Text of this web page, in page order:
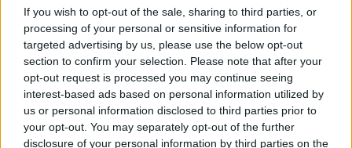
If you wish to opt-out of the sale, sharing to third parties, or
processing of your personal or sensitive information for
targeted advertising by us, please use the below opt-out
section to confirm your selection. Please note that after your
opt-out request is processed you may continue seeing
interest-based ads based on personal information utilized by
us or personal information disclosed to third parties prior to
your opt-out. You may separately opt-out of the further
disclosure of your personal information by third parties on the
“Oltre alle nostre proposte i 5 Stelle hanno
presentato la loro proposta di parco
urbano/pista ciclabile di Fonte Magna –
dichiarano Andrea Cantori e Luigi
Giambartolomei, rispettivamente segretario e
coordinatore della Cna di Osimo – Ci sembra
un progetto positivo, sicuramente dettagliato,
uno dei pochi che abbiamo visto dove vi sia